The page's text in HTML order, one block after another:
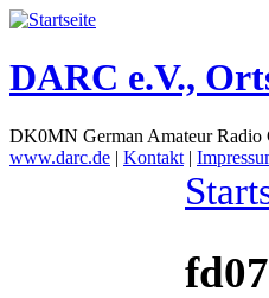
DARC e.V.,
DK0MN German Amateur
www.darc.de | Kontakt |